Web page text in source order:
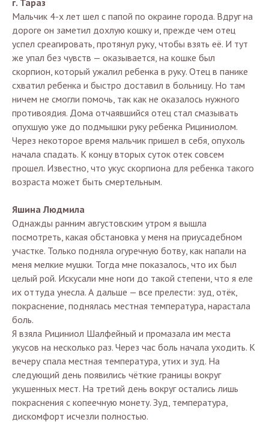
г. Тараз
Мальчик 4-х лет шел с папой по окраине города. Вдруг на
дороге он заметил дохлую кошку и, прежде чем отец
успел среагировать, протянул руку, чтобы взять её. И тут
же упал без чувств — оказывается, на кошке был
скорпион, который ужалил ребенка в руку. Отец в панике
схватил ребенка и быстро доставил в больницу. Но там
ничем не смогли помочь, так как не оказалось нужного
противоядия. Дома отчаявшийся отец стал смазывать
опухшую уже до подмышки руку ребенка Рициниолом.
Через некоторое время мальчик пришел в себя, опухоль
начала спадать. К концу вторых суток отек совсем
прошел. Известно, что укус скорпиона для ребенка такого
возраста может быть смертельным.
Яшина Людмила
Однажды ранним августовским утром я вышла
посмотреть, какая обстановка у меня на приусадебном
участке. Только подняла огуречную ботву, как напали на
меня мелкие мушки. Тогда мне показалось, что их был
целый рой. Искусали мне ноги до такой степени, что я еле
их оттуда унесла. А дальше — все прелести: зуд, отёк,
покраснение, поднялась местная температура, нарастала
боль.
Я взяла Рициниол Шалфейный и промазала им места
укусов на несколько раз. Через час боль начала уходить. К
вечеру спала местная температура, утих и зуд. На
следующий день появились чёткие границы вокруг
укушенных мест. На третий день вокруг остались лишь
покраснения с копеечную монету. Зуд, температура,
дискомфорт исчезли полностью.